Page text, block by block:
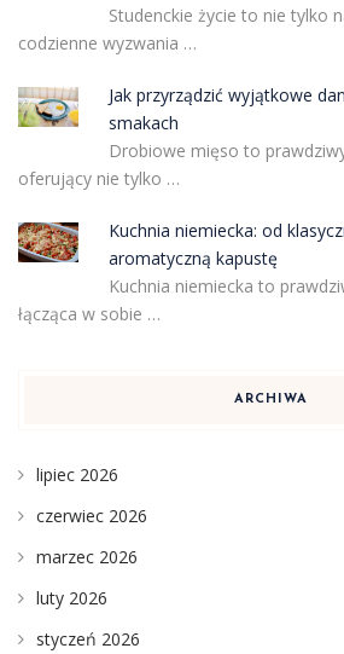
Studenckie życie to nie tylko
codzienne wyzwania …
Jak przyrządzić wyjątkowe
smakach
Drobiowe mięso to
oferujący nie tylko …
Kuchnia niemiecka: od
aromatyczną kapustę
Kuchnia niemiecka to
łącząca w sobie …
ARCHIWA
lipiec 2026
czerwiec 2026
marzec 2026
luty 2026
styczeń 2026